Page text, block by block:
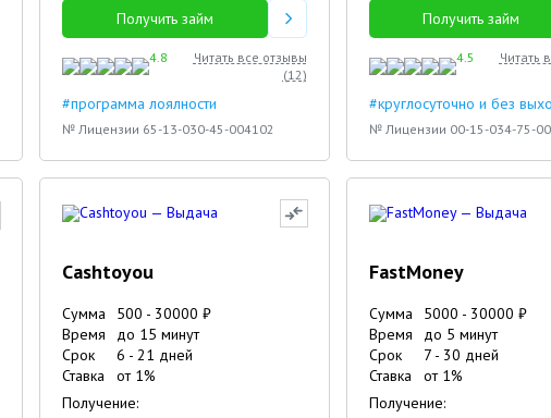
Получить займ
4.8
Читать все отзывы
(12)
#программа лоялности
№ Лицензии 65-13-030-45-004102
Получить займ
4.5
Читать
#круглосуточно и без
№ Лицензии 00-15-034-75-
Cashtoyou
Сумма 500 - 30000 ₽
Время
до 15 минут
Срок
6 -21 дней
Ставка
от 1%
Получение:
FastMoney
Сумма 5000 - 30000 ₽
Время
до 5 минут
Срок
7- 30 дней
Ставка
от 1%
Получение:
3
5